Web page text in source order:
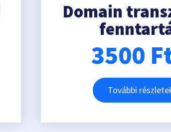
Domain
3500
További